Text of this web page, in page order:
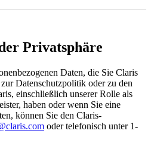
Privatsphäre
Daten, die Sie Claris
Datenschutzpolitik oder zu den
einschließlich unserer Rolle als
haben oder wenn Sie eine
können Sie den Claris-
oder telefonisch unter 1-